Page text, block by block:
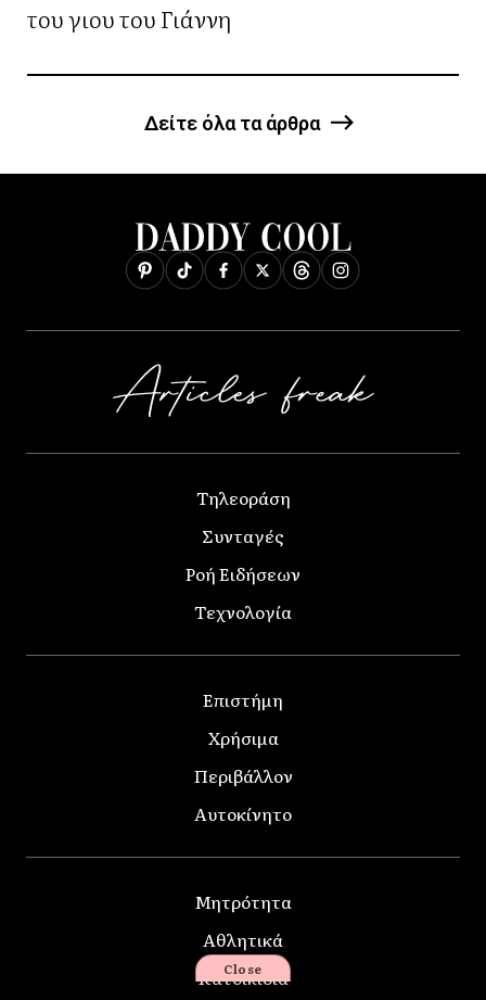
του γιου του Γιάννη
Δείτε όλα τα άρθρα
Τηλεοράση
Συνταγές
Ροή Ειδήσεων
Τεχνολογία
Επιστήμη
Χρήσιμα
Περιβάλλον
Αυτοκίνητο
Μητρότητα
Αθλητικά
Κατοικίδια
Close